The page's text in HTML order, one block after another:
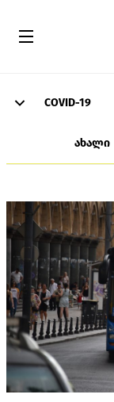
COVID-19
ახალი